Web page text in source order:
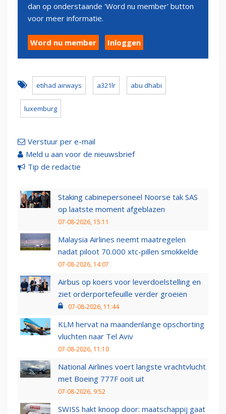
dan op onderstaande 'Word nu member' button
voor meer informatie.
Word nu member Inloggen
etihad airways a321lr abu dhabi
luxemburg
Verstuur per e-mail
Meld u aan voor de nieuwsbrief
Tip de redactie
Staking cabinepersoneel Noorse tak SAS
op laatste moment afgeblazen
07-08-2026, 15:11
Malaysia Airlines neemt maatregelen
nadat piloot 70.000 xtc-pillen smokkelde
07-08-2026, 14:07
Airbus op koers voor leverdoelstelling en
ziet orderportefeuille verder groeien
07-08-2026, 11:44
KLM hervat na maandenlange opschorting
vluchten naar Tel Aviv
07-08-2026, 11:10
National Airlines voert langste vrachtvlucht
met Boeing 777F ooit uit
07-08-2026, 9:52
SWISS hakt knoop door: maatschappij gaat